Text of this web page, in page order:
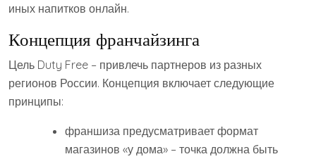
иных напитков онлайн.
Концепция франчайзинга
Цель Duty Free – привлечь партнеров из разных
регионов России. Концепция включает следующие
принципы:
франшиза предусматривает формат
магазинов «у дома» – точка должна быть